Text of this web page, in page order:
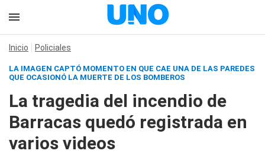
Inicio Policiales
LA IMAGEN CAPTÓ MOMENTO EN QUE CAE UNA DE LAS PAREDES
QUE OCASIONÓ LA MUERTE DE LOS BOMBEROS
La tragedia del incendio de
Barracas quedó registrada en
varios videos